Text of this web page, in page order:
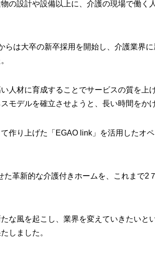
の設計や設備以上に、介護の現場で働く
らは大卒の新卒採用を開始し、介護業界
人材に育成することでサービスの質を上
モデルを確立させようと、長い時間をか
作り上げた「EGAO link」を活用したオ
た革新的な介護付きホームを、これまで2
な風を起こし、業界を変えていきたいと
しました。